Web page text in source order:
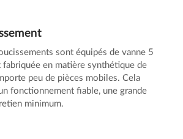
sont équipés de vanne 5
en matière synthétique de
peu de pièces mobiles. Cela
fonctionnement fiable, une grande
minimum.